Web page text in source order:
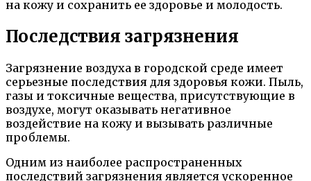
на кожу и сохранить ее здоровье и молодость.
Последствия загрязнения
Загрязнение воздуха в городской среде имеет
серьезные последствия для здоровья кожи. Пыль,
газы и токсичные вещества, присутствующие в
воздухе, могут оказывать негативное
воздействие на кожу и вызывать различные
проблемы.
Одним из наиболее распространенных
последствий загрязнения является ускоренное